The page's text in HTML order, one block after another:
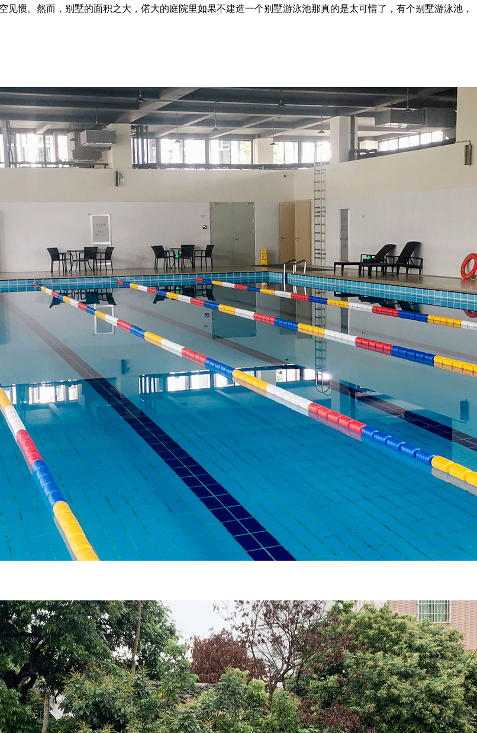
惯。然而，别墅的面积之大，偌大的庭院里如果不建造一个别墅游泳池那真的是太可惜了，有个别墅游泳池，